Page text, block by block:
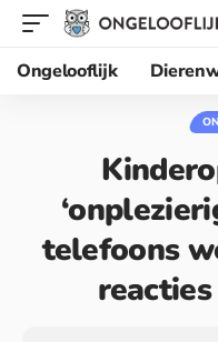
Ongelooflijk
telefoons